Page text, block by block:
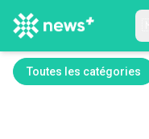
Toutes les catégories